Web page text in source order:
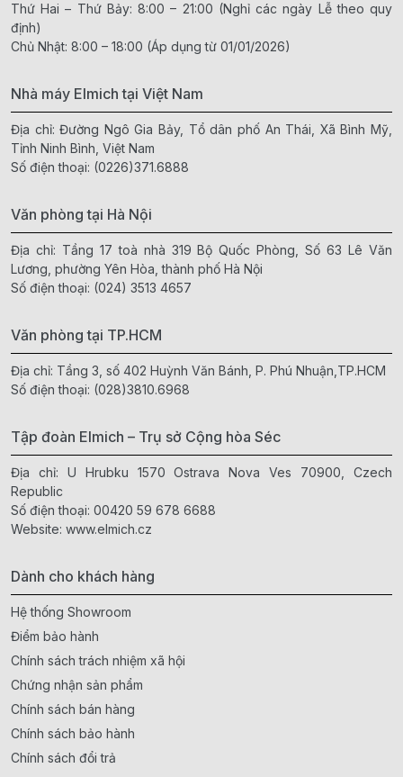
Thứ Hai – Thứ Bảy: 8:00 – 21:00 (Nghỉ các ngày Lễ theo quy
định)
Chủ Nhật: 8:00 – 18:00 (Áp dụng từ 01/01/2026)
Nhà máy Elmich tại Việt Nam
Địa chỉ: Đường Ngô Gia Bảy, Tổ dân phố An Thái, Xã Bình Mỹ,
Tỉnh Ninh Bình, Việt Nam
Số điện thoại: (0226)371.6888
Văn phòng tại Hà Nội
Địa chỉ: Tầng 17 toà nhà 319 Bộ Quốc Phòng, Số 63 Lê Văn
Lương, phường Yên Hòa, thành phố Hà Nội
Số điện thoại: (024) 3513 4657
Văn phòng tại TP.HCM
Địa chỉ: Tầng 3, số 402 Huỳnh Văn Bánh, P. Phú Nhuận,TP.HCM
Số điện thoại: (028)3810.6968
Tập đoàn Elmich – Trụ sở Cộng hòa Séc
Địa chỉ: U Hrubku 1570 Ostrava Nova Ves 70900, Czech
Republic
Số điện thoại: 00420 59 678 6688
Website: www.elmich.cz
Dành cho khách hàng
Hệ thống Showroom
Điểm bảo hành
Chính sách trách nhiệm xã hội
Chứng nhận sản phẩm
Chính sách bán hàng
Chính sách bảo hành
Chính sách đổi trả